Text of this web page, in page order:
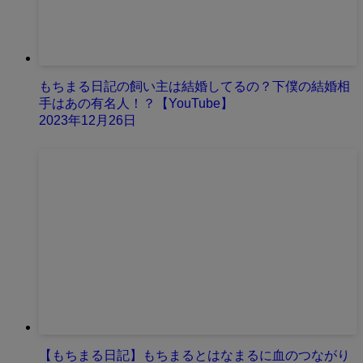
もちまる日記の飼い主は結婚してるの？下僕の結婚相
手はあの有名人！？【YouTube】
2023年12月26日
【もちまる日記】もちまるとはなまるに血のつながり